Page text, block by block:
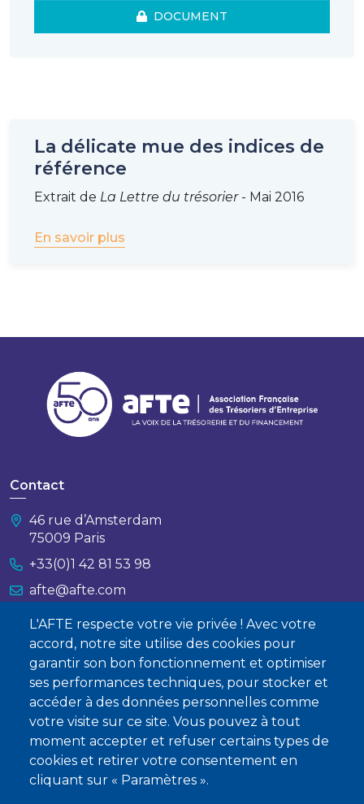
L'AFTE respecte votre vie privée ! Avec votre
accord, notre site utilise des cookies pour
garantir son bon fonctionnement et optimiser
ses performances techniques, pour stocker et
accéder à des données personnelles comme
votre visite sur ce site. Vous pouvez à tout
moment accepter et refuser certains types de
cookies et retirer votre consentement en
cliquant sur « Paramètres ».
DOCUMENT
La délicate mue des indices de
référence
Extrait de La Lettre du trésorier- Mai 2016
En savoir plus
Contact
46 rue d’Amsterdam
75009 Paris
+33(0)1 42 81 53 98
afte@afte.com
Nous contacter
À propos
Qui sommes-nous ?
Devenir membre